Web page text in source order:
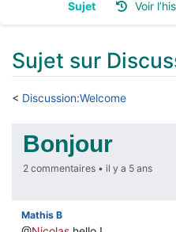
Sujet Voir
Sujet sur
< Discussion:Welcome
Bonjour
2 commentaires • il y a 5 ans
Mathis B